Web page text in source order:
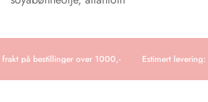
på bestillinger over 1000,- Estimert